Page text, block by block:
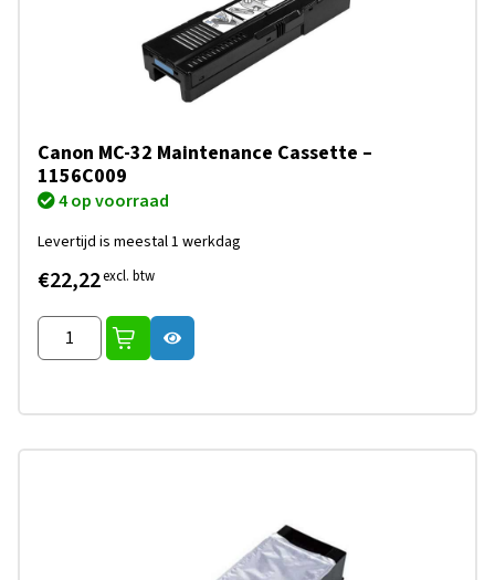
Canon MC-32 Maintenance Cassette –
1156C009
4 op voorraad
Levertijd is meestal 1 werkdag
€22,22excl. btw